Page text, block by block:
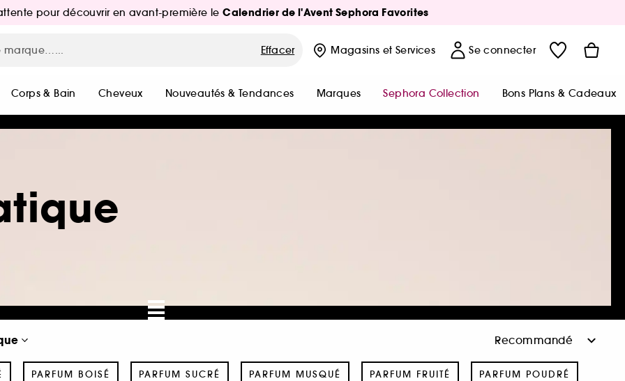
pour découvrir en avant-première leCalendrier de l'Avent Sephora Favorites
Effacer Magasins et Services Se connecter
Corps & Bain Cheveux Nouveautés & Tendances Marques Sephora Collection Bons Plans & Cadeaux
PARFUM BOISÉ PARFUM SUCRÉ PARFUM MUSQUÉ PARFUM FRUITÉ PARFUM POUDRÉ